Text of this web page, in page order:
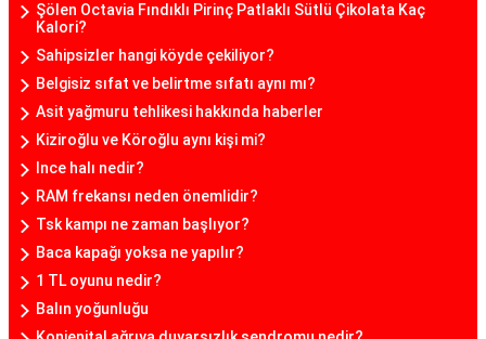
Şölen Octavia Fındıklı Pirinç Patlaklı Sütlü Çikolata Kaç
Kalori?
Sahipsizler hangi köyde çekiliyor?
Belgisiz sıfat ve belirtme sıfatı aynı mı?
Asit yağmuru tehlikesi hakkında haberler
Kiziroğlu ve Köroğlu aynı kişi mi?
Ince halı nedir?
RAM frekansı neden önemlidir?
Tsk kampı ne zaman başlıyor?
Baca kapağı yoksa ne yapılır?
1 TL oyunu nedir?
Balın yoğunluğu